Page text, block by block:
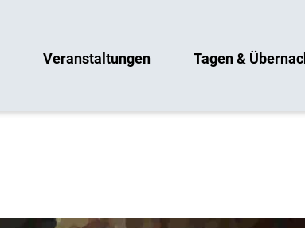
Veranstaltungen Tagen &